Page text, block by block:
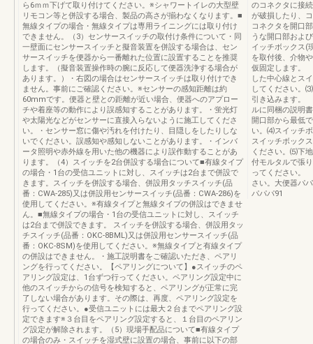
ら6ｍｍ下げて取り付けてください。※シャワートイレの大型壁
リモコン等と併設する場合、製品の高さが揃わなくなります。■
無線タイプの場合・無線タイプは専用ライニングには取り付け
できません。（3）センサースイッチの取付け条件について・同
一壁面にセンサースイッチと擬音装置を併設する場合は、セン
サースイッチを便器から一番離れた位置に設置することを推奨
します。（擬音装置操作時の腕に反応して便器洗浄する場合が
あります。）・右図の場合はセンサースイッチは取り付けでき
ません。事前にご確認ください。※センサーの感知距離は約
60mmです。便器と壁との距離が近い場合、便器へのアプロー
チや着座等の動作により誤感知することがあります。・蛍光灯
や太陽光などがセンサーに直接入らないように施工してくださ
い。・センサー窓に傷や汚れを付けたり、目隠しをしたりしな
いでください。誤感知や感知しないことがあります。・インバ
ータ照明や赤外線を用いた他の機器により誤作動することがあ
ります。（4）スイッチを2台併設する場合について■有線タイプ
の場合・1台の受信ユニットに対し、スイッチは2台まで併設で
きます。スイッチを併設する場合、併設用タッチスイッチ(品
番：CWA-285)又は併設用センサースイッチ(品番：CWA-286)を
使用してください。※有線タイプと無線タイプの併設はできませ
ん。■無線タイプの場合・1台の受信ユニットに対し、スイッチ
は2台まで併設できます。 スイッチを併設する場合、併設用タッ
チスイッチ(品番：OKC-8BML)又は併設用センサースイッチ(品
番：OKC-8SM)を使用してください。※無線タイプと有線タイプ
の併設はできません。・施工説明書をご確認いただき、ペアリ
ングを行ってください。【ペアリングについて】●スイッチのペ
アリング設定は、1台ずつ行ってください。ペアリング設定中に
他のスイッチからの信号を検知すると、ペアリングが正常に完
了しない場合があります。その際は、再度、ペアリング設定を
行ってください。●受信ユニットには最大２台までペアリング設
定できます※３台目をペアリング設定すると、１台目のペアリン
グ設定が解除されます。（5）現場手配品について■有線タイプ
の場合のみ・スイッチを湿式壁に設置の場合、事前に以下の部
のコネクタに接
が破損したり、
コネクタを開口
うな開口部およ
イッチボックス(
を取付後、介物
仮固定します。
した中心線とス
してください。
引き込みます。
ルに同梱の説明
開口部から最低
い。⑷スイッチ
スイッチボック
ください。⑸下
付モルタルで張
ってください。
さい。大便器パ
パパパ91